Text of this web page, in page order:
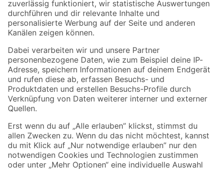
Zur Newsletter Anmeldung
Folge uns
Zahlungsarten Versandarten
Sicher einkaufen
Jetzt die toom-App herunterladen